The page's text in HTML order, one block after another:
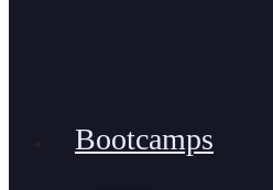
Bootcamps